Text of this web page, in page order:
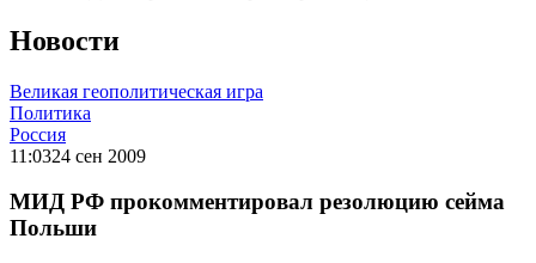
Новости
Великая геополитическая игра
Политика
Россия
11:0324 сен 2009
МИД РФ прокомментировал резолюцию сейма
Польши